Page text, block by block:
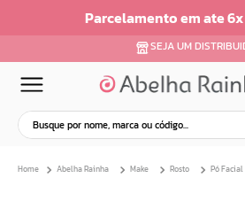
Parcelamento em ate 6x
SEJA UM
Busque por nome, marca ou código...
Abelha Rainha Make Rosto Pó Facial